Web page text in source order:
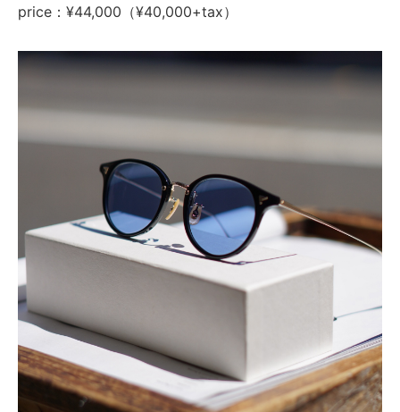
price：¥44,000（¥40,000+tax）